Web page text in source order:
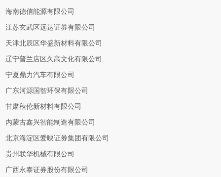
海南德信能源有限公司
江苏玄武区远达证券有限公司
天津北辰区华盛新材料有限公司
辽宁普兰店区久高文化有限公司
宁夏鼎力汽车有限公司
广东河源国智环保有限公司
甘肃秋伦新材料有限公司
内蒙古鑫兴智能制造有限公司
北京海淀区爱映证券集团有限公司
贵州联华机械有限公司
广西永泰证券股份有限公司